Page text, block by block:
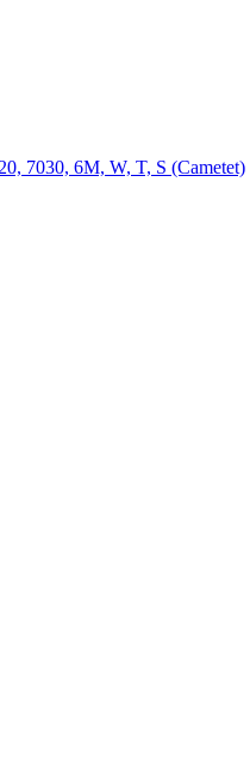
7030, 6M, W, T, S (Cametet)